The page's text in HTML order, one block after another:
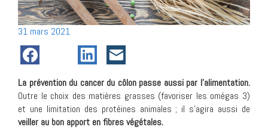
Posté
le
31 mars 2021
La prévention du cancer du côlon passe aussi par l’alimentation.
Outre le choix des matières grasses (favoriser les omégas 3)
et une limitation des protéines animales ; il s’agira aussi de
veiller au bon apport en fibres végétales.